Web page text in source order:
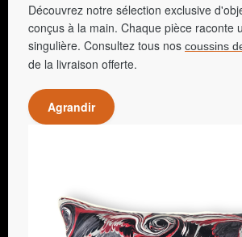
Découvrez notre sélection exclusive
conçus à la main. Chaque pièce raconte
singulière. Consultez tous nos coussins
de la livraison offerte.
Agrandir